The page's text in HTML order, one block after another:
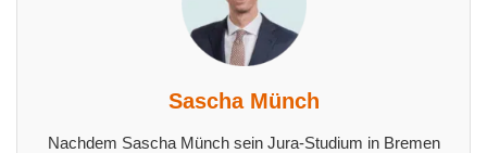
Sascha Münch
Nachdem Sascha Münch sein Jura-Studium in Bremen